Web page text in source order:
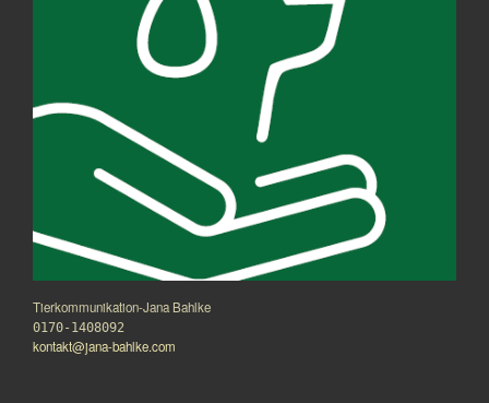
Tierkommunikation-Jana Bahlke
0170-1408092
kontakt@jana-bahlke.com